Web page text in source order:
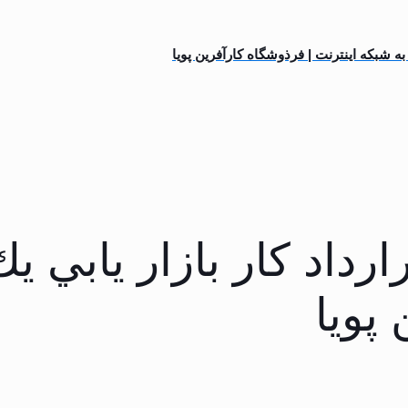
به شبكه اينترنت | فرذوشگاه کارآفرین پویا
كار بازار
پویا